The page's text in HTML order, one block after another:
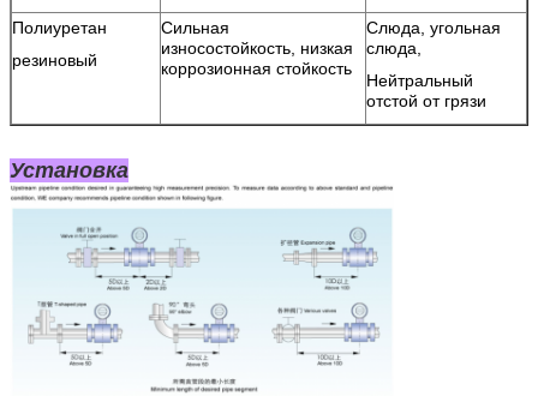
Отправить
Полиуретан
резиновый
Сильная
износостойкость, низкая
коррозионная стойкость
Слюда, угольная
слюда,
Нейтральный
отстой от грязи
Установка